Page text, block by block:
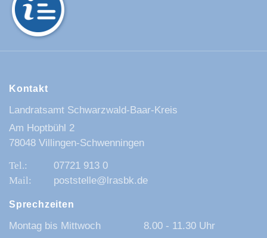
Kontakt
Landratsamt Schwarzwald-Baar-Kreis
Am Hoptbühl 2
78048 Villingen-Schwenningen
07721 913 0
poststelle@lrasbk.de
Sprechzeiten
Montag bis Mittwoch
8.00 - 11.30 Uhr